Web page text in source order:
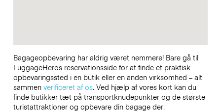
Bagageopbevaring har aldrig været nemmere! Bare gå til
LuggageHeros reservationsside for at finde et praktisk
opbevaringssted i en butik eller en anden virksomhed – alt
sammen verificeret af os. Ved hjælp af vores kort kan du
finde butikker tæt på transportknudepunkter og de største
turistattraktioner og opbevare din bagage der.